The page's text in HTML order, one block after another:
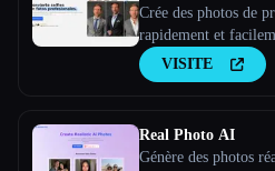
Crée des photos de
rapidement et
créer des photos de
gratuites en
VISITE
Real Photo AI
Génère des photos